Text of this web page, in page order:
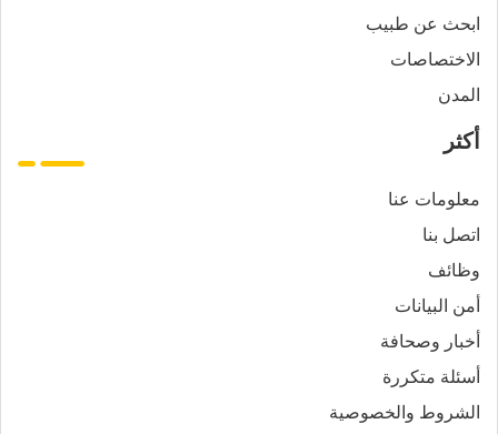
ابحث عن طبيب
الاختصاصات
المدن
أكثر
معلومات عنا
اتصل بنا
وظائف
أمن البيانات
أخبار وصحافة
أسئلة متكررة
الشروط والخصوصية